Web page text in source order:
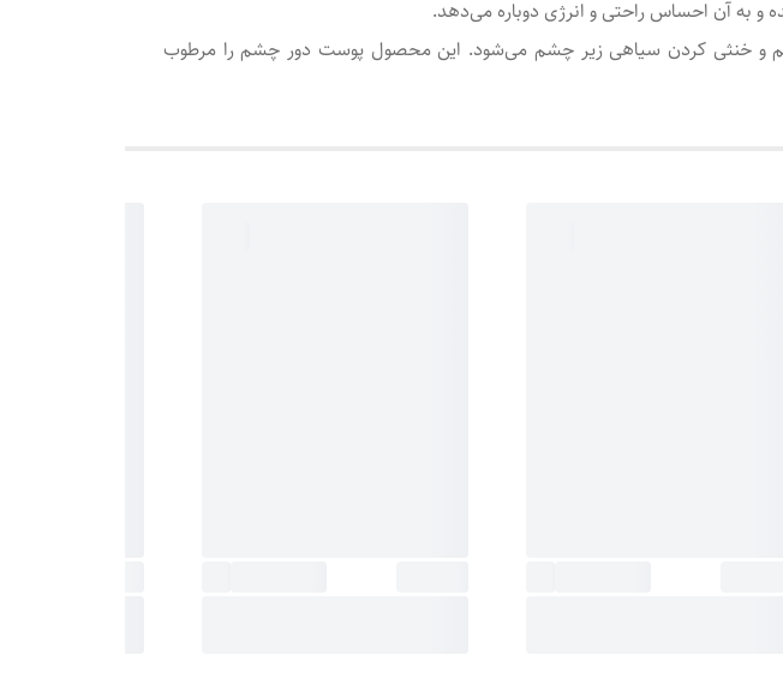
و به آن احساس راحتی و انرژی دوباره می‌دهد.
و خنثی کردن سیاهی زیر چشم می‌شود. این محصول پوست دور چشم را مرطوب